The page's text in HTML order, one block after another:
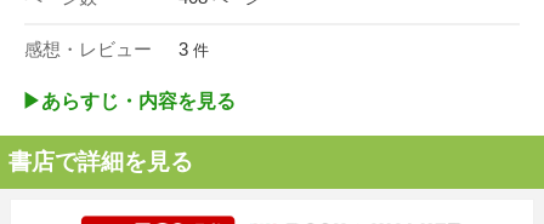
感想・レビュー 3 件
▶︎あらすじ・内容を見る
書店で詳細を見る